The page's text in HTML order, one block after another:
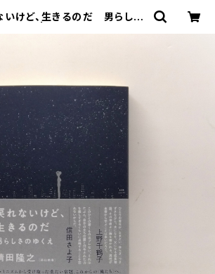
いけど、生きるのだ 男らしさ